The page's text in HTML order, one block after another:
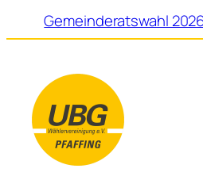
Gemeinderatswahl